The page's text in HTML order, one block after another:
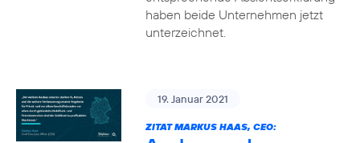
haben beide Unternehmen jetzt
unterzeichnet.
19. Januar 2021
ZITAT MARKUS HAAS, CEO: